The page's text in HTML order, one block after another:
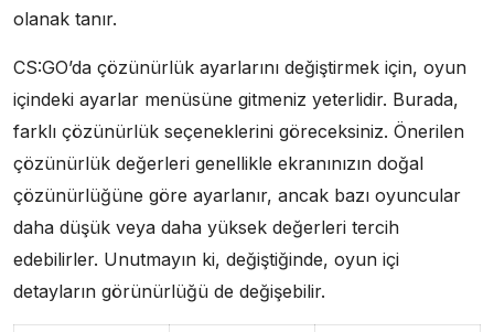
olanak tanır.
CS:GO’da çözünürlük ayarlarını değiştirmek için, oyun
içindeki ayarlar menüsüne gitmeniz yeterlidir. Burada,
farklı çözünürlük seçeneklerini göreceksiniz. Önerilen
çözünürlük değerleri genellikle ekranınızın doğal
çözünürlüğüne göre ayarlanır, ancak bazı oyuncular
daha düşük veya daha yüksek değerleri tercih
edebilirler. Unutmayın ki, değiştiğinde, oyun içi
detayların görünürlüğü de değişebilir.